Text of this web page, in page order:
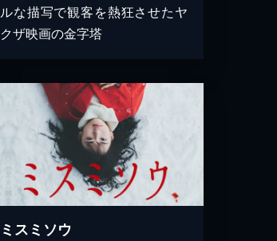
ルな描写で観客を熱狂させたヤ
クザ映画の金字塔
ミスミソウ